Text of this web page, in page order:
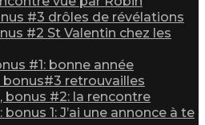
#3 drôles de révélations
#2 St Valentin chez les
#1: bonne année
retrouvailles
bonus #2: la rencontre
1: J’ai une annonce à te